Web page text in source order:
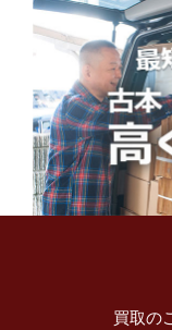
買取の